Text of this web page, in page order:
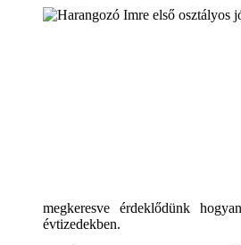
megkeresve érdeklődünk
évtizedekben.